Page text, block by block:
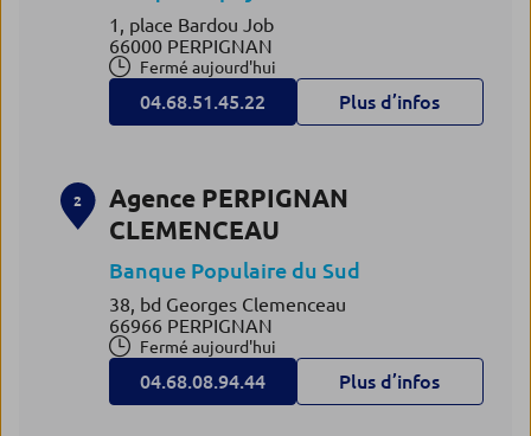
1, place Bardou Job
66000 PERPIGNAN
Fermé aujourd'hui
04.68.51.45.22 Plus d’infos
2
Agence PERPIGNAN
CLEMENCEAU
Banque Populaire du Sud
38, bd Georges Clemenceau
66966 PERPIGNAN
Fermé aujourd'hui
04.68.08.94.44 Plus d’infos